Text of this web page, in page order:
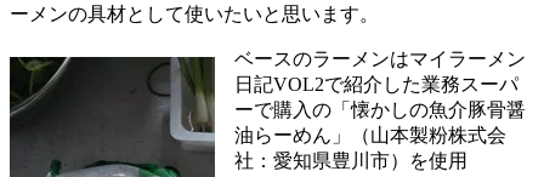
ーメンの具材として使いたいと思います。
ベースのラーメンはマイラーメン
日記VOL2で紹介した業務スーパ
ーで購入の「懐かしの魚介豚骨醤
油らーめん」（山本製粉株式会
社：愛知県豊川市）を使用